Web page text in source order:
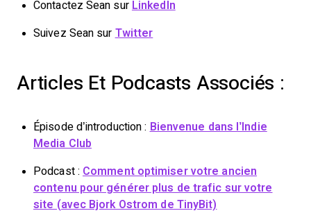
Contactez Sean sur LinkedIn
Suivez Sean sur Twitter
Articles Et Podcasts Associés :
Épisode d’introduction : Bienvenue dans l’Indie
Media Club
Podcast : Comment optimiser votre ancien
contenu pour générer plus de trafic sur votre
site (avec Bjork Ostrom de TinyBit)